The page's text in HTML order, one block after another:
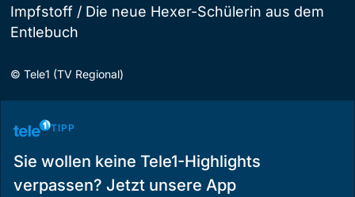
Impfstoff / Die neue Hexer-Schülerin aus dem
Entlebuch
© Tele1 (TV Regional)
TIPP
Sie wollen keine Tele1-Highlights
verpassen? Jetzt unsere App